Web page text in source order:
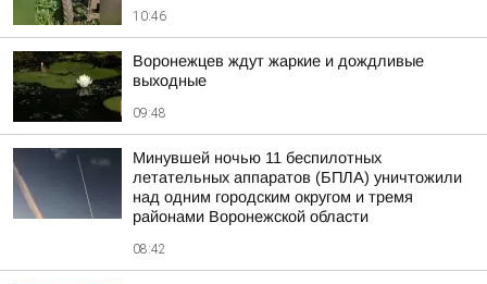
10:46
Воронежцев ждут жаркие и дождливые
выходные
09:48
Минувшей ночью 11 беспилотных
летательных аппаратов (БПЛА) уничтожили
над одним городским округом и тремя
районами Воронежской области
08:42